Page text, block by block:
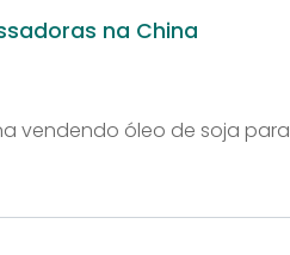
na China
vendendo óleo de soja para